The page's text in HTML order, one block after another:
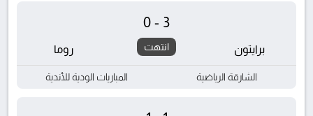
برايتون
0-3
انتهت روما
الشارقة الرياضية المباريات الودية للأندية